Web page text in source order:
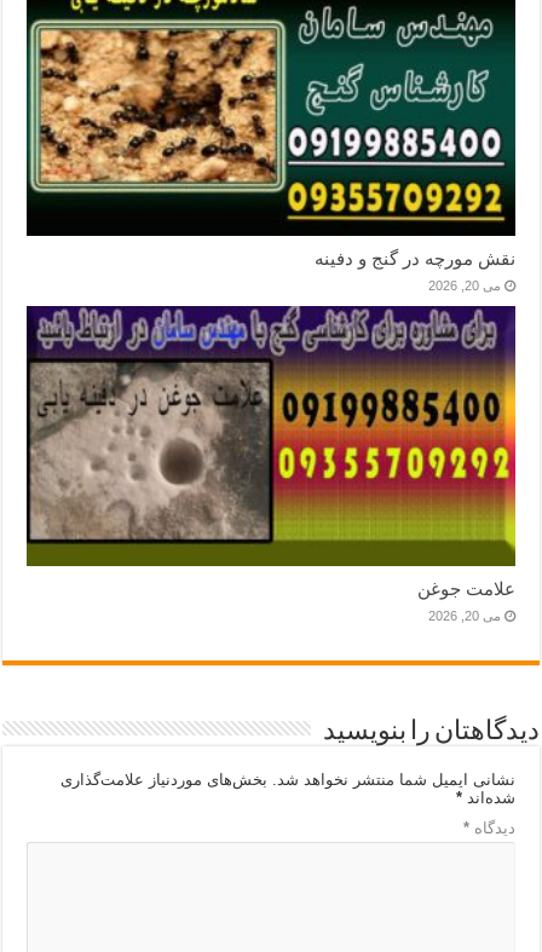
نقش مورچه در گنج و دفینه
می 20, 2026
علامت جوغن
می 20, 2026
دیدگاهتان را بنویسید
نشانی ایمیل شما منتشر نخواهد شد.
بخش‌های موردنیاز علامت‌گذاری
شده‌اند*
دیدگاه*